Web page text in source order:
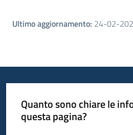
Ultimo aggiornamento: 24-02-
Quanto sono chiare le
questa pagina?